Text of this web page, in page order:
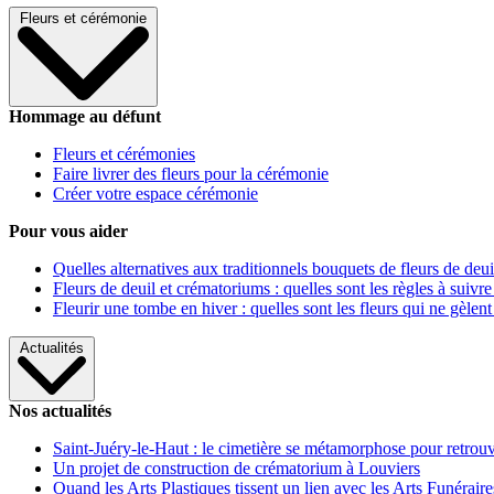
Fleurs et cérémonie
Hommage au défunt
Fleurs et cérémonies
Faire livrer des fleurs pour la cérémonie
Créer votre espace cérémonie
Pour vous aider
Quelles alternatives aux traditionnels bouquets de fleurs de
Fleurs de deuil et crématoriums : quelles sont les règles à
Fleurir une tombe en hiver : quelles sont les fleurs qui ne gèlent
Actualités
Nos actualités
Saint-Juéry-le-Haut : le cimetière se métamorphose pour
Un projet de construction de crématorium à Louviers
Quand les Arts Plastiques tissent un lien avec les Arts